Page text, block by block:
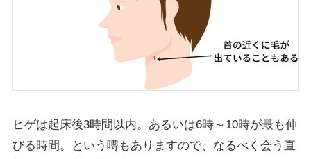
ヒゲは起床後3時間以内。あるいは6時～10時が最も伸
びる時間。という噂もありますので、なるべく会う直